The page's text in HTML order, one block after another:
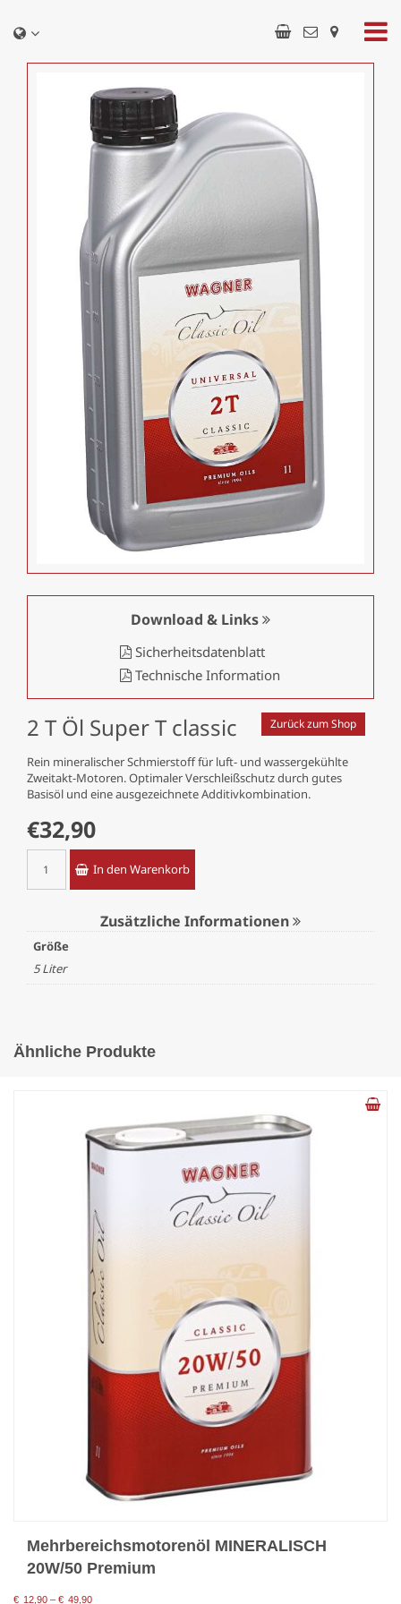
Download & Links
Sicherheitsdatenblatt
Technische Information
Zurück zum Shop
2 T Öl Super T classic
Rein mineralischer Schmierstoff für luft- und wassergekühlte
Zweitakt-Motoren. Optimaler Verschleißschutz durch gutes
Basisöl und eine ausgezeichnete Additivkombination.
€32,90
2
Menge
In den Warenkorb
Zusätzliche Informationen
Größe
5 Liter
Ähnliche Produkte
Mehrbereichsmotorenöl MINERALISCH
20W/50 Premium
€ 12,90 – € 49,90Preisspanne: